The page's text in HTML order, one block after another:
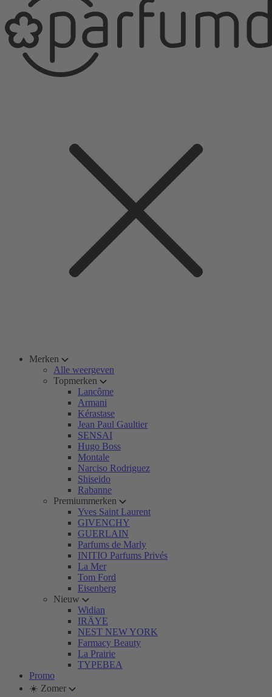
Merken
Alle weergeven
Topmerken
Lancôme
Armani
Kérastase
Jean Paul Gaultier
SENSAI
Hugo Boss
Montale
Narciso Rodriguez
Shiseido
Rabanne
Premiummerken
Yves Saint Laurent
GIVENCHY
GUERLAIN
Parfums de Marly
INITIO Parfums Privés
La Mer
Tom Ford
Eisenberg
Nieuw
Widian
IRÄYE
NEST NEW YORK
Farmacy Beauty
La Prairie
TYPEBEA
Promo
☀️ Zomer